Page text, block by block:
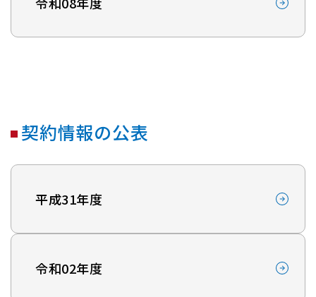
契約情報の公表
平成31年度
令和02年度